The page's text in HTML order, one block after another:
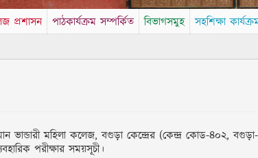
প্রশাসন পাঠকার্যক্রম সম্পর্কিত বিভাগসমুহ সহশিক্ষা
ভান্ডারী মহিলা কলেজ, বগুড়া কেন্দ্রের (কেন্দ্র কোড-৪০২,
পরীক্ষার সময়সূচী।